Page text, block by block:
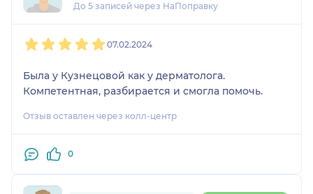
До 5 записей через НаПоправку
07.02.2024
Была у Кузнецовой как у дерматолога.
Компетентная, разбирается и смогла помочь.
Отзыв оставлен через колл-центр
0